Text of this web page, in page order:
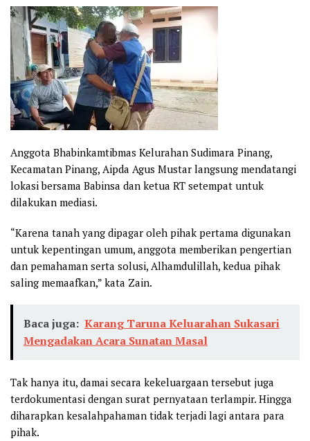
Anggota Bhabinkamtibmas Kelurahan Sudimara Pinang,
Kecamatan Pinang, Aipda Agus Mustar langsung mendatangi
lokasi bersama Babinsa dan ketua RT setempat untuk
dilakukan mediasi.
“Karena tanah yang dipagar oleh pihak pertama digunakan
untuk kepentingan umum, anggota memberikan pengertian
dan pemahaman serta solusi, Alhamdulillah, kedua pihak
saling memaafkan,” kata Zain.
Baca juga: Karang Taruna Keluarahan Sukasari
Mengadakan Acara Sunatan Masal
Tak hanya itu, damai secara kekeluargaan tersebut juga
terdokumentasi dengan surat pernyataan terlampir. Hingga
diharapkan kesalahpahaman tidak terjadi lagi antara para
pihak.